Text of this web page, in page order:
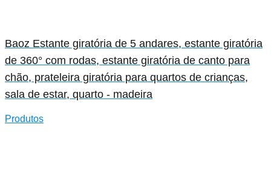
Baoz Estante giratória de 5 andares, estante giratória
de 360° com rodas, estante giratória de canto para
chão, prateleira giratória para quartos de crianças,
sala de estar, quarto - madeira
Produtos